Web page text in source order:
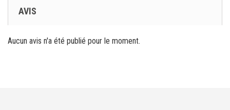
AVIS
Aucun avis n'a été publié pour le moment.